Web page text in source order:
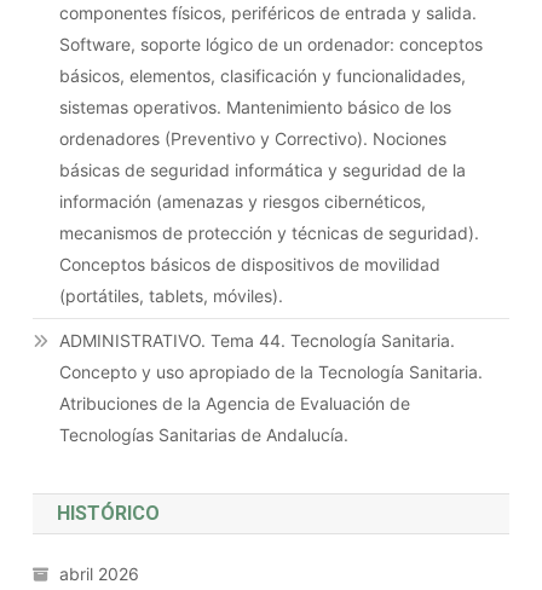
componentes físicos, periféricos de entrada y salida.
Software, soporte lógico de un ordenador: conceptos
básicos, elementos, clasificación y funcionalidades,
sistemas operativos. Mantenimiento básico de los
ordenadores (Preventivo y Correctivo). Nociones
básicas de seguridad informática y seguridad de la
información (amenazas y riesgos cibernéticos,
mecanismos de protección y técnicas de seguridad).
Conceptos básicos de dispositivos de movilidad
(portátiles, tablets, móviles).
ADMINISTRATIVO. Tema 44. Tecnología Sanitaria.
Concepto y uso apropiado de la Tecnología Sanitaria.
Atribuciones de la Agencia de Evaluación de
Tecnologías Sanitarias de Andalucía.
HISTÓRICO
abril 2026